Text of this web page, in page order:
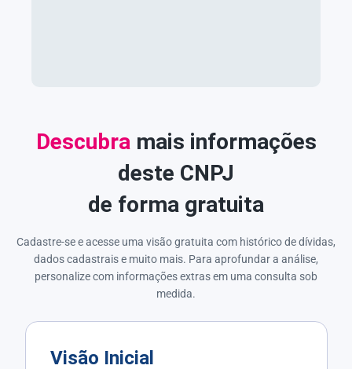
Descubramais informações
deste CNPJ
de forma gratuita
Cadastre-se e acesse uma visão gratuita com histórico de dívidas,
dados cadastrais e muito mais. Para aprofundar a análise,
personalize com informações extras em uma consulta sob
medida.
Visão Inicial